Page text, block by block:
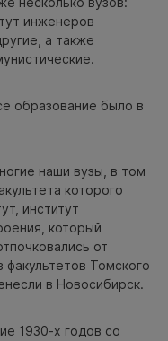
инженеров
а также
образование было в
наши вузы, в том
которого
институт
который
от
Томского
в Новосибирск.
1930-х годов со